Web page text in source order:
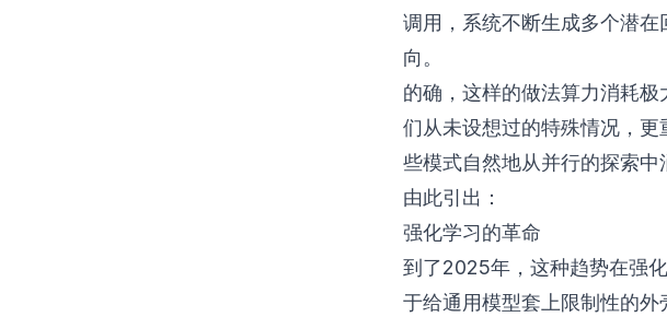
调用，系统不断生成多个潜
向。
的确，这样的做法算力消耗
们从未设想过的特殊情况，
些模式自然地从并行的探索中
由此引出：
强化学习的革命
到了2025年，这种趋势在强
于给通用模型套上限制性的